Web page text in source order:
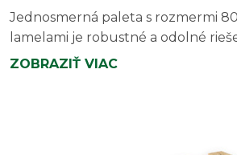
Jednosmerná paleta s rozmermi
lamelami je robustné a odolné
ZOBRAZIŤ VIAC